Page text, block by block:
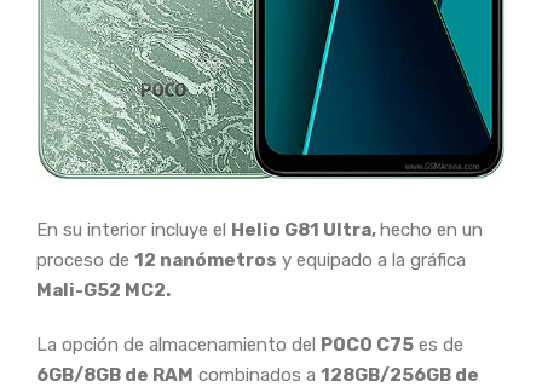
En su interior incluye el Helio G81 Ultra,hecho en un
proceso de 12 nanómetros y equipado a la gráfica
Mali-G52 MC2.
La opción de almacenamiento del POCO C75 es de
6GB/8GB de RAM combinados a 128GB/256GB de